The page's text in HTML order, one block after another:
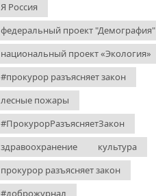
Я Россия
федеральный проект "Демография"
национальный проект «Экология»
#прокурор разъясняет закон
лесные пожары
#ПрокурорРазъясняетЗакон
здравоохранение
культура
прокурор разъясняет закон
#доброжурнал